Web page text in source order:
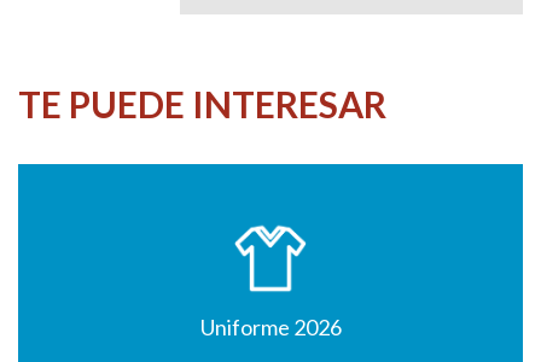
TE PUEDE INTERESAR
Uniforme 2026